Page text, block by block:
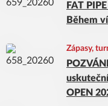
FAT
Během
Zápasy,
OPEN